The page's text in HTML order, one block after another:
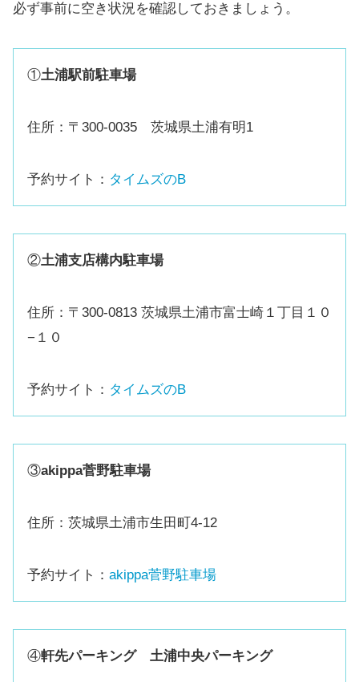
必ず事前に空き状況を確認しておきましょう。
①土浦駅前駐車場
住所：〒300-0035 茨城県土浦有明1
予約サイト： タイムズのB
②土浦支店構内駐車場
住所：〒300-0813 茨城県土浦市富士崎１丁目１０
−１０
予約サイト： タイムズのB
③akippa菅野駐車場
住所：茨城県土浦市生田町4-12
予約サイト： akippa菅野駐車場
④軒先パーキング 土浦中央パーキング